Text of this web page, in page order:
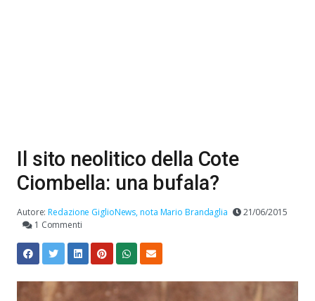
Il sito neolitico della Cote
Ciombella: una bufala?
Autore:Redazione GiglioNews, nota Mario Brandaglia
21/06/2015
1 Commenti